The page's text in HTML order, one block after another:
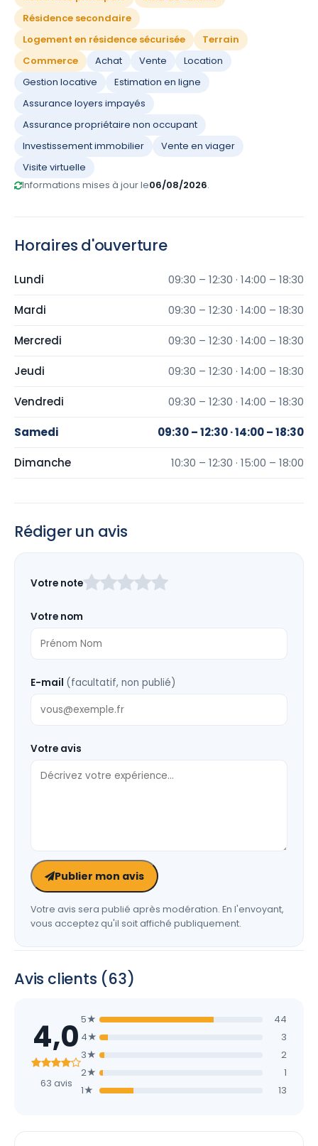
Résidence secondaire
Logement en résidence sécurisée
Terrain
Commerce
Achat Vente
Location
Gestion locative
Estimation en ligne
Assurance loyers impayés
Assurance propriétaire non occupant
Investissement immobilier
Vente en viager
Visite virtuelle
Informations mises à jour le06/08/2026.
Horaires d'ouverture
Lundi 09:30 – 12:30 · 14:00 – 18:30
Mardi 09:30 – 12:30 · 14:00 – 18:30
Mercredi 09:30 – 12:30 · 14:00 – 18:30
Jeudi 09:30 – 12:30 · 14:00 – 18:30
Vendredi 09:30 – 12:30 · 14:00 – 18:30
Samedi 09:30 – 12:30 · 14:00 – 18:30
Dimanche 10:30 – 12:30 · 15:00 – 18:00
Rédiger un avis
ce
vide
Votre note
Votre nom
E-mail (facultatif, non publié)
Votre avis
Publier mon avis
Votre avis sera publié après modération. En l'envoyant,
vous acceptez qu'il soit affiché publiquement.
Avis clients (63)
4,0
63 avis
5★
44
4★
3
3★
2
2★
1
1★
13